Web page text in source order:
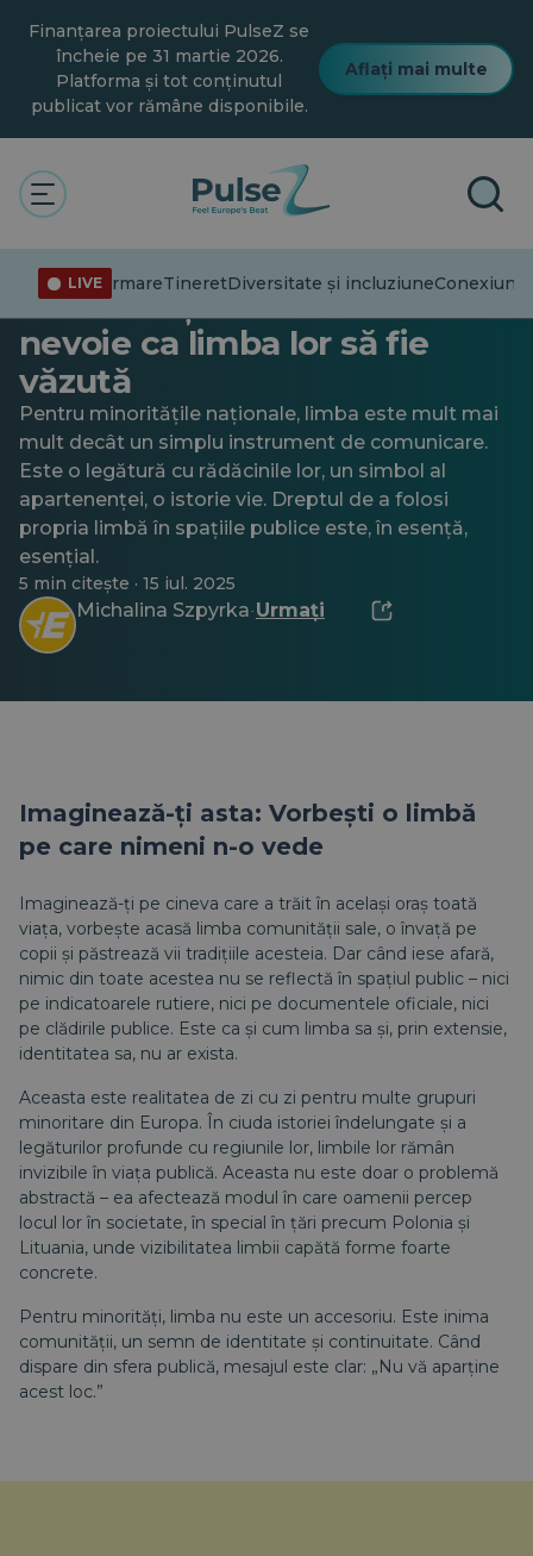
conținutul
principal
Finanțarea proiectului PulseZ se
încheie pe 31 martie 2026.
Platforma și tot conținutul
publicat vor rămâne disponibile.
Aflați mai multe
LIVE
DezinformareTineretDiversitate și incluziuneConexiuni
Limbă și identitate: De ce
comunitățile minoritare au
nevoie ca limba lor să fie
văzută
Pentru minoritățile naționale, limba este mult mai
mult decât un simplu instrument de comunicare.
Este o legătură cu rădăcinile lor, un simbol al
apartenenței, o istorie vie. Dreptul de a folosi
propria limbă în spațiile publice este, în esență,
esențial.
5 min citește · 15 iul. 2025
Michalina Szpyrka· Urmați
Imaginează-ți asta: Vorbești o limbă
pe care nimeni n-o vede
Imaginează-ți pe cineva care a trăit în același oraș toată
viața, vorbește acasă limba comunității sale, o învață pe
copii și păstrează vii tradițiile acesteia. Dar când iese afară,
nimic din toate acestea nu se reflectă în spațiul public – nici
pe indicatoarele rutiere, nici pe documentele oficiale, nici
pe clădirile publice. Este ca și cum limba sa și, prin extensie,
identitatea sa, nu ar exista.
Aceasta este realitatea de zi cu zi pentru multe grupuri
minoritare din Europa. În ciuda istoriei îndelungate și a
legăturilor profunde cu regiunile lor, limbile lor rămân
invizibile în viața publică. Aceasta nu este doar o problemă
abstractă – ea afectează modul în care oamenii percep
locul lor în societate, în special în țări precum Polonia și
Lituania, unde vizibilitatea limbii capătă forme foarte
concrete.
Pentru minorități, limba nu este un accesoriu. Este inima
comunității, un semn de identitate și continuitate. Când
dispare din sfera publică, mesajul este clar: „Nu vă aparține
acest loc.”